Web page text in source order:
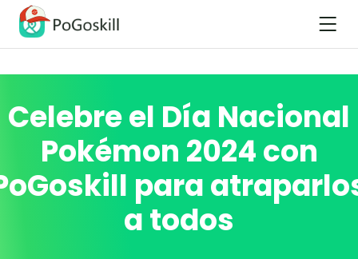
Celebre el Día Nacional
Pokémon 2024 con
para
a todos